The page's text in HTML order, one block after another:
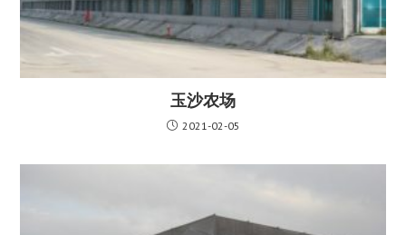
玉沙农场
2021-02-05